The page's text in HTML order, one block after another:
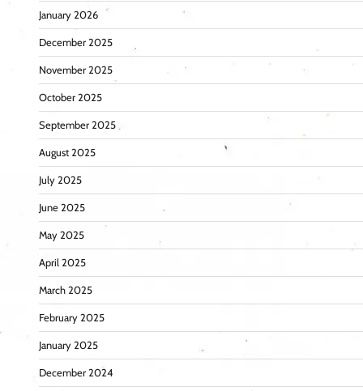
January 2026
December 2025
November 2025
October 2025
September 2025
August 2025
July 2025
June 2025
May 2025
April 2025
March 2025
February 2025
January 2025
December 2024